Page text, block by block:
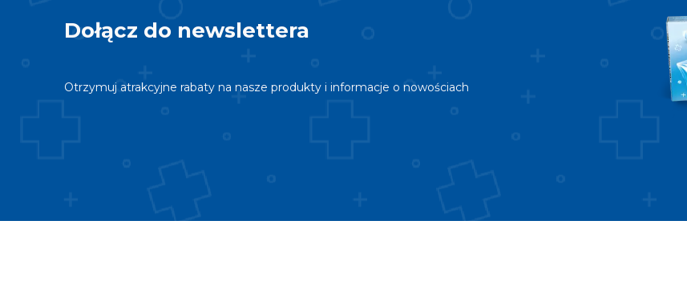
Dołącz do newslettera
Otrzymuj atrakcyjne rabaty na nasze produkty i informacje o nowościach